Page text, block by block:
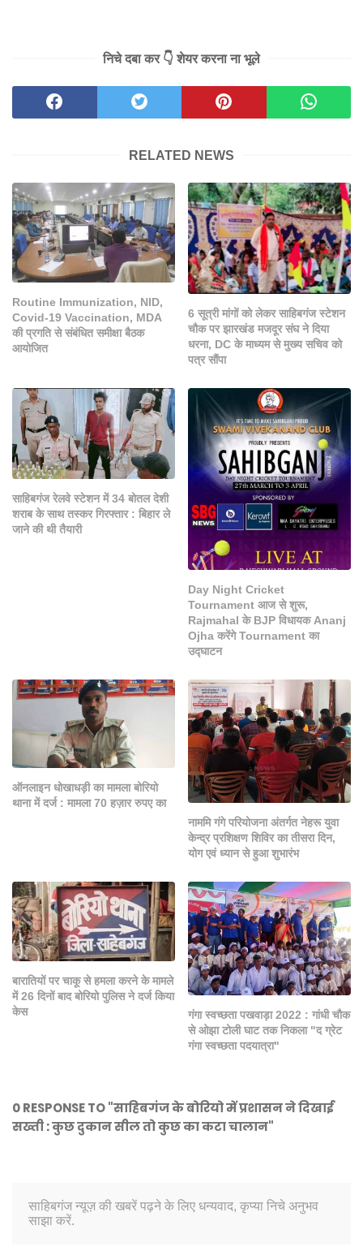
निचे दबा कर 👇 शेयर करना ना भूले
RELATED NEWS
Routine Immunization, NID,
Covid-19 Vaccination, MDA
की प्रगति से संबंधित समीक्षा बैठक
आयोजित
6 सूत्री मांगों को लेकर साहिबगंज स्टेशन
चौक पर झारखंड मजदूर संघ ने दिया
धरना, DC के माध्यम से मुख्य सचिव को
पत्र सौंपा
साहिबगंज रेलवे स्टेशन में 34 बोतल देशी
शराब के साथ तस्कर गिरफ्तार : बिहार ले
जाने की थी तैयारी
Day Night Cricket
Tournament आज से शुरू,
Rajmahal के BJP विधायक Ananj
Ojha करेंगे Tournament का
उद्घाटन
ऑनलाइन धोखाधड़ी का मामला बोरियो
थाना में दर्ज : मामला 70 हज़ार रुपए का
नाममि गंगे परियोजना अंतर्गत नेहरू युवा
केन्द्र प्रशिक्षण शिविर का तीसरा दिन,
योग एवं ध्यान से हुआ शुभारंभ
बारातियों पर चाकू से हमला करने के मामले
में 26 दिनों बाद बोरियो पुलिस ने दर्ज किया
केस
गंगा स्वच्छता पखवाड़ा 2022 : गांधी चौक
से ओझा टोली घाट तक निकला "द ग्रेट
गंगा स्वच्छता पदयात्रा"
0 RESPONSE TO "साहिबगंज के बोरियो में प्रशासन ने दिखाई
सख्ती : कुछ दुकान सील तो कुछ का कटा चालान"
साहिबगंज न्यूज़ की खबरें पढ़ने के लिए धन्यवाद, कृप्या निचे अनुभव
साझा करें.